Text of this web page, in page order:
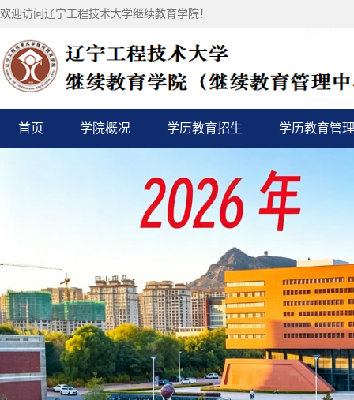
欢迎访问辽宁工程技术大学继续教育学院！
首页 学院概况 学历教育招生 学历教育管理